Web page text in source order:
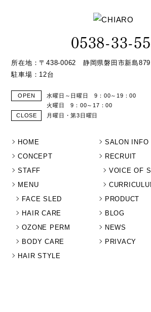
0538-33-
所在地：〒438-0062 静岡県磐田市新島879
駐車場：12台
OPEN
水曜日～日曜日 9：00～19：00
火曜日 9：00～17：00
CLOSE
月曜日・第3日曜日
HOME
CONCEPT
STAFF
MENU
FACE SLED
HAIR CARE
OZONE PERM
BODY CARE
HAIR STYLE
SALON INFO
RECRUIT
VOICE OF
PRODUCT
BLOG
NEWS
PRIVACY